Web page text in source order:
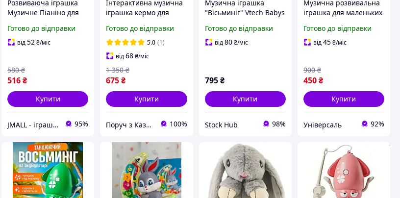
Розвиваюча іграшка
Музичне Піаніно для
Блакитний
Готово до відправки
від52₴/міс
516₴
580 ₴
Купити
JMALL - іграшки та товари для детей 95%
Інтерактивна музична
іграшка кермо для
звуками для гри вдома
та на прогулянці
Готово до відправки
5.0 (1)
від68₴/міс
675₴
1 350 ₴
Купити
Поруч з Казкою 100%
Музична іграшка
"Вісьминіг" Vtech Babys
музична іграшка для
дітей
Готово до відправки
від80 ₴/міс
795 ₴
Купити
Stock Hub 98%
Музична розвивальна
іграшка для маленьких
іграшку, яка танцює на
акумуляторі для
Готово до відправки
від45₴/міс
450₴
900 ₴
Купити
Універсаль 92%